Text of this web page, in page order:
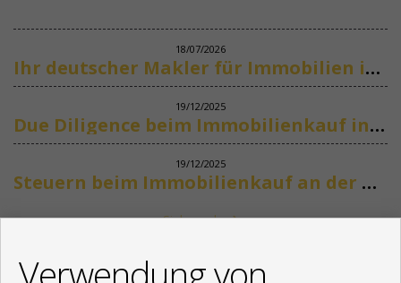
18/07/2026
Ihr deutscher Makler für Immobilien in Marbella
19/12/2025
Due Diligence beim Immobilienkauf in Spanien
19/12/2025
Steuern beim Immobilienkauf an der Costa del Sol
Siehe mehr